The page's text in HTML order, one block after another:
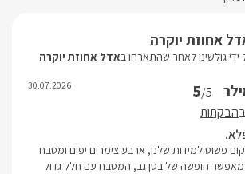
אחוזת יוקרה
גולשינו לאחר שהתארחו באדל אחוזת יוקרה
5/5
הבקתות
30.07.2026
פשוט למידות שלנו, ארבע צימרים יפים ומטבח
חופשה של בטן גב, המטבח עם חלל גדול